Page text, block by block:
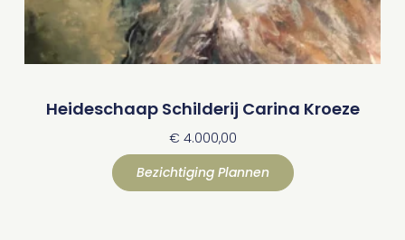
Heideschaap Schilderij Carina Kroeze
€ 4.000,00
Bezichtiging Plannen